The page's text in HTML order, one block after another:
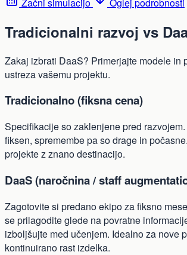
Tradicionalni razvoj vs
Zakaj izbrati DaaS? Primerjajte modele in
ustreza vašemu projektu.
Tradicionalno (fiksna cena)
Specifikacije so zaklenjene pred
fiksen, spremembe pa so drage in
projekte z znano destinacijo.
DaaS (naročnina / staff
Zagotovite si predano ekipo za fiksno
se prilagodite glede na povratne
izboljšujte med učenjem. Idealno za nove
kontinuirano rast izdelka.